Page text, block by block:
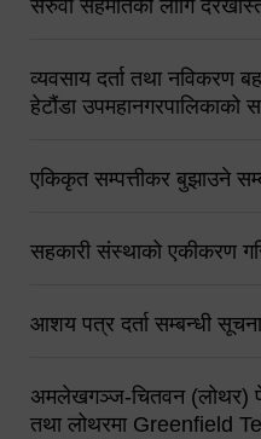
सरुवा सहमतिको लागि
व्यवसाय दर्ता तथा नविकरण
हेटौंडा उपमहानगरपालिकाको
एकिकृत सम्पत्तीकर बुझाउने
सहकारी संस्थाको एकीकरण
आशय पत्र दर्ता सम्बन्धी सूचना
अमलेखगञ्ज-चितवन (लोथर)
तथा लोथरमा Greenfield